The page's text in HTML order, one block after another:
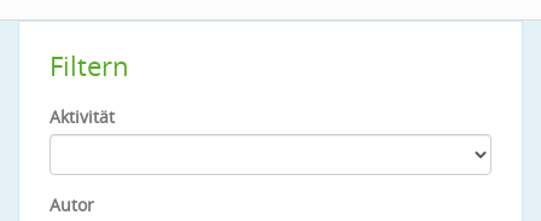
Filtern
Aktivität
Autor